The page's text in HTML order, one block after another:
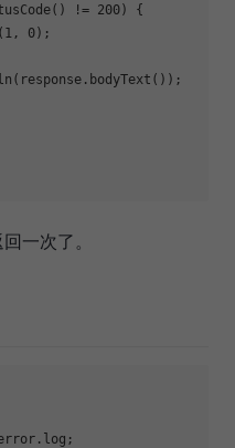
!= 200) {
1 , 0);
一次了。